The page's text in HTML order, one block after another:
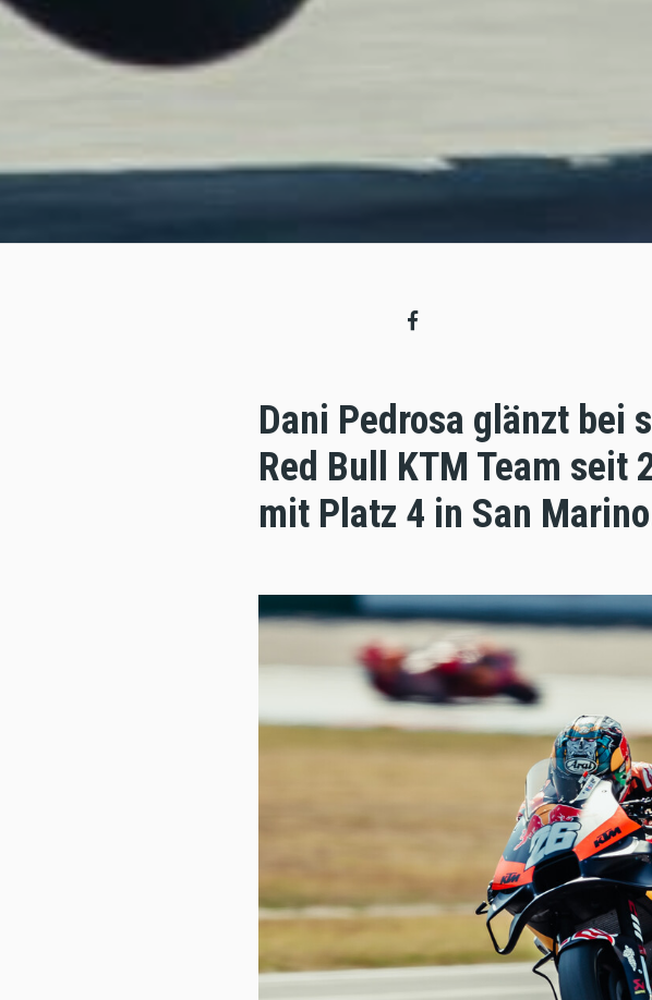
Dani Pedrosa glänzt
Red Bull KTM Team seit
mit Platz 4 in San